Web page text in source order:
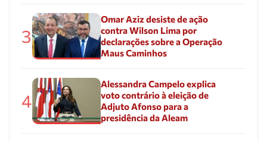
3
Omar Aziz desiste de ação
contra Wilson Lima por
declarações sobre a Operação
Maus Caminhos
4
Alessandra Campelo explica
voto contrário à eleição de
Adjuto Afonso para a
presidência da Aleam